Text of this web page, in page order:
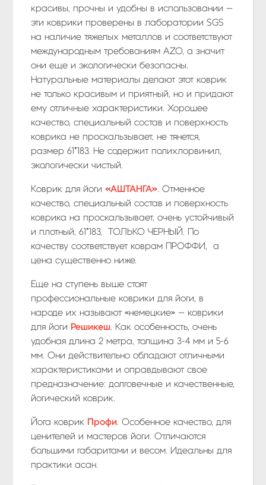
красивы, прочны и удобны в использовании —
эти коврики проверены в лаборатории SGS
на наличие тяжелых металлов и соответствуют
международным требованиям AZO, а значит
они еще и экологически безопасны.
Натуральные материалы делают этот коврик
не только красивым и приятный, но и придают
ему отличные характеристики. Хорошее
качество, специальный состав и поверхность
коврика не проскальзывает, не тянется,
размер 61*183. Не содержит полихлорвинил,
экологически чистый.
Коврик для йоги «АШТАНГА». Отменное
качество, специальный состав и поверхность
коврика на проскальзывает, очень устойчивый
и плотный, 61*183, ТОЛЬКО ЧЕРНЫЙ. По
качеству соответствует коврам ПРОФФИ, а
цена существенно ниже.
Еще на ступень выше стоят
профессиональные коврики для йоги, в
народе их называют «немецкие» — коврики
для йоги Решикеш. Как особенность, очень
удобная длина 2 метра, толщина 3-4 мм и 5-6
мм. Они действительно обладают отличными
характеристиками и оправдывают свое
предназначение: долговечные и качественные,
йогический коврик.
Йога коврик Профи. Особенное качество, для
ценителей и мастеров йоги. Отличаются
большими габаритами и весом. Идеальны для
практики асан.